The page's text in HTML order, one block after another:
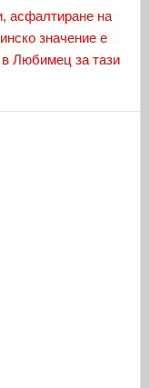
асфалтиране на
значение е
в Любимец за тази